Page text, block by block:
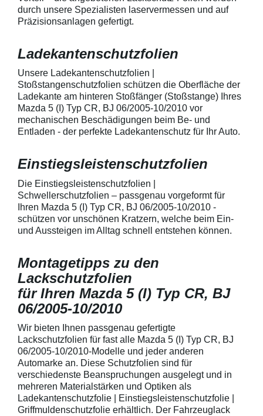
geeignet zum Schutz von
Fahrzeugkarosserien gegen
mechanische Einwirkung am
Fahrzeugkarosserien und
mechanische Einwirkung
entwickeltStärke der Folie beträgt
150 µmSchützt den wertvollen
Lack in der GriffmuldenKeine
unschönen Kratzer durch
Fingenägel oder Ringe in den
GriffmuldenSpezielle Vinylfolie mit
bestmöglichem Schutz gegen
kontaktieren
telefonisch.
geeignet zum
mechanische
zum Schutz von
150 µmSchützt
Lack in der
Fingenägel
bestmöglichem
Kratzer und
Fahrzeuglack
durch unsere Spezialisten laservermessen und auf
Präzisionsanlagen gefertigt.
Ladekantenschutzfolien
Unsere Ladekantenschutzfolien |
Stoßstangenschutzfolien schützen die Oberfläche der
Ladekante am hinteren Stoßfänger (Stoßstange) Ihres
Mazda 5 (I) Typ CR, BJ 06/2005-10/2010 vor
mechanischen Beschädigungen beim Be- und
Entladen - der perfekte Ladekantenschutz für Ihr Auto.
Einstiegsleistenschutzfolien
Die Einstiegsleistenschutzfolien |
Schwellerschutzfolien – passgenau vorgeformt für
Ihren Mazda 5 (I) Typ CR, BJ 06/2005-10/2010 -
schützen vor unschönen Kratzern, welche beim Ein-
und Aussteigen im Alltag schnell entstehen können.
Montagetipps zu den
Lackschutzfolien
für Ihren Mazda 5 (I) Typ CR, BJ
06/2005-10/2010
Wir bieten Ihnen passgenau gefertigte
Lackschutzfolien für fast alle Mazda 5 (I) Typ CR, BJ
06/2005-10/2010-Modelle und jeder anderen
Automarke an. Diese Schutzfolien sind für
verschiedenste Beanspruchungen ausgelegt und in
mehreren Materialstärken und Optiken als
Ladekantenschutzfolie | Einstiegsleistenschutzfolie |
Griffmuldenschutzfolie erhältlich. Der Fahrzeuglack